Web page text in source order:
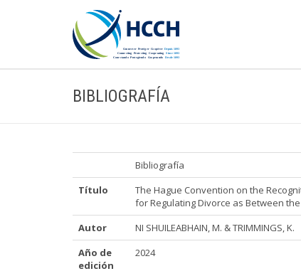
BIBLIOGRAFÍA
Bibliografía
Título
The Hague Convention on the
for Regulating Divorce as Between
Autor
NI SHUILEABHAIN, M. & TRIMMINGS, K.
Año de
edición
2024